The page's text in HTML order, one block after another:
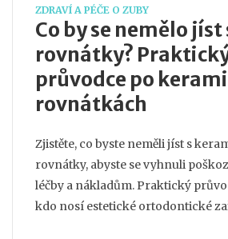
ZDRAVÍ A PÉČE O ZUBY
Co by se nemělo jíst
rovnátky?
průvodce po
rovnátkách
Zjistěte, co byste neměli jíst s
rovnátky, abyste se vyhnuli
léčby a nákladům. Praktický
kdo nosí estetické ortodontické